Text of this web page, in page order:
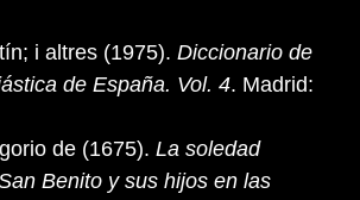
i altres (1975). Diccionario de
de España. Vol. 4. Madrid:
de (1675). La soledad
Benito y sus hijos en las